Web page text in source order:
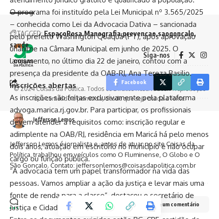
TAGGED:EspaçoRosa Manografia prevencao saogoncalo
saude
Facebook
Jefferson Lemos
Jefferson Lemos é jornalista e, antes de atuar no site Coisas da
Política, trabalhou em veículos como O Fluminense, O Globo e O
São Gonçalo. Contato: jeffersonlemos@coisasdapolitica.com.br
Deixe um comentário
O programa foi instituído pela Lei Municipal nº 3.565/2025
– conhecida como Lei da Advocacia Dativa – sancionada
pelo prefeito Washington Quaquá (PT), após aprovação
unânime na Câmara Municipal em junho de 2025. O
lançamento, no último dia 22 de janeiro, contou com a
presença da presidente da OAB-RJ, Ana Tereza Basilio.
Inscrições abertas
As inscrições são feitas exclusivamente pela plataforma
advoga.marica.rj.gov.br. Para participar, os profissionais
devem atender a requisitos como: inscrição regular e
adimplente na OAB/RJ, residência em Maricá há pelo menos
dois anos, atuação em escritório no município e não ocupar
cargo ou função pública.
“A advocacia tem um papel transformador na vida das
pessoas. Vamos ampliar a ação da justiça e levar mais uma
fonte de renda para a classe”, destacou o secretário de
Justiça e Cidadania, Eduardo Carlos de Souza.
Siga-nos
© 2024 Coisas da Política. Todos os Direitos Reservados. A reprodução
dos conteúdo é permitida, desde que seja citada a fonte.